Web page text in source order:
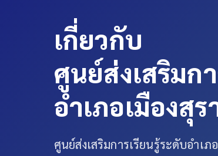
เกี่ยวกับ
ศูนย์ส่งเสริมก
อำเภอเมืองสุ
ศูนย์ส่งเสริมการเรียนรู้ระดับอำเภ